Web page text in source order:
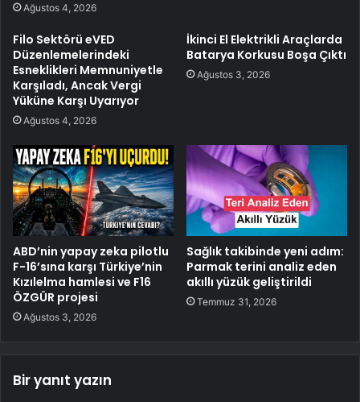
Ağustos 4, 2026
Filo Sektörü eVED
Düzenlemelerindeki
Esneklikleri Memnuniyetle
Karşıladı, Ancak Vergi
Yüküne Karşı Uyarıyor
Ağustos 4, 2026
İkinci El Elektrikli Araçlarda
Batarya Korkusu Boşa Çıktı
Ağustos 3, 2026
ABD’nin yapay zeka pilotlu
F-16’sına karşı Türkiye’nin
Kızılelma hamlesi ve F16
ÖZGÜR projesi
Ağustos 3, 2026
Sağlık takibinde yeni adım:
Parmak terini analiz eden
akıllı yüzük geliştirildi
Temmuz 31, 2026
Bir yanıt yazın